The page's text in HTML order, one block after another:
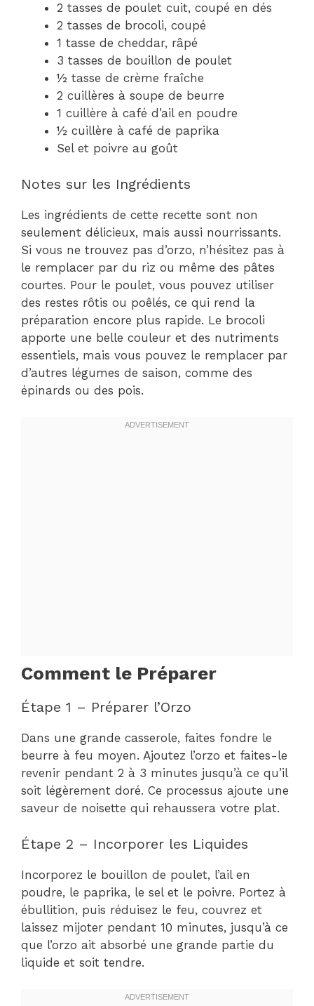
2 tasses de poulet cuit, coupé en dés
2 tasses de brocoli, coupé
1 tasse de cheddar, râpé
3 tasses de bouillon de poulet
½ tasse de crème fraîche
2 cuillères à soupe de beurre
1 cuillère à café d’ail en poudre
½ cuillère à café de paprika
Sel et poivre au goût
Notes sur les Ingrédients
Les ingrédients de cette recette sont non
seulement délicieux, mais aussi nourrissants.
Si vous ne trouvez pas d’orzo, n’hésitez pas à
le remplacer par du riz ou même des pâtes
courtes. Pour le poulet, vous pouvez utiliser
des restes rôtis ou poêlés, ce qui rend la
préparation encore plus rapide. Le brocoli
apporte une belle couleur et des nutriments
essentiels, mais vous pouvez le remplacer par
d’autres légumes de saison, comme des
épinards ou des pois.
Comment le Préparer
Étape 1 – Préparer l’Orzo
Dans une grande casserole, faites fondre le
beurre à feu moyen. Ajoutez l’orzo et faites-le
revenir pendant 2 à 3 minutes jusqu’à ce qu’il
soit légèrement doré. Ce processus ajoute une
saveur de noisette qui rehaussera votre plat.
Étape 2 – Incorporer les Liquides
Incorporez le bouillon de poulet, l’ail en
poudre, le paprika, le sel et le poivre. Portez à
ébullition, puis réduisez le feu, couvrez et
laissez mijoter pendant 10 minutes, jusqu’à ce
que l’orzo ait absorbé une grande partie du
liquide et soit tendre.